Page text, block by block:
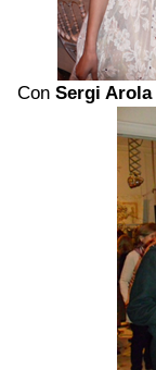
Con Sergi Arola